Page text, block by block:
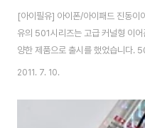
[아이필유] 아이폰/아이패드 진동
유의 501시리즈는 고급 커널형 이
양한 제품으로 출시를 했었습니다.
이고 501S는 리모컨이 빠진 모델,
501MS는 스피커볼륨, 바이브레이
아이폰/아이패드/아이팟 연동 마
2011. 7. 10.